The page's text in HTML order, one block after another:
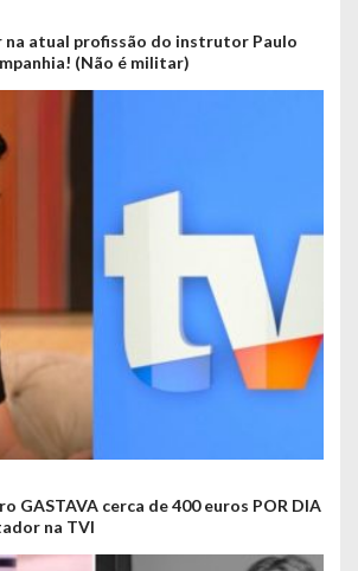
na atual profissão do instrutor Paulo
(Não é militar)
GASTAVA cerca de 400 euros POR DIA
na TVI